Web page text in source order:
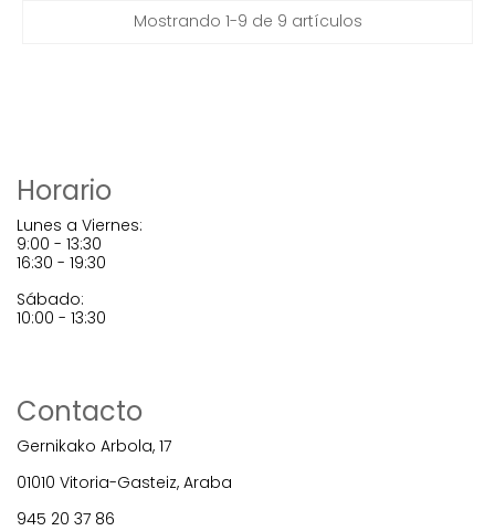
Mostrando 1-9 de 9 artículos
Horario
Lunes a Viernes:
9:00 - 13:30
16:30 - 19:30
Sábado:
10:00 - 13:30
Contacto
Gernikako Arbola, 17
01010 Vitoria-Gasteiz, Araba
945 20 37 86